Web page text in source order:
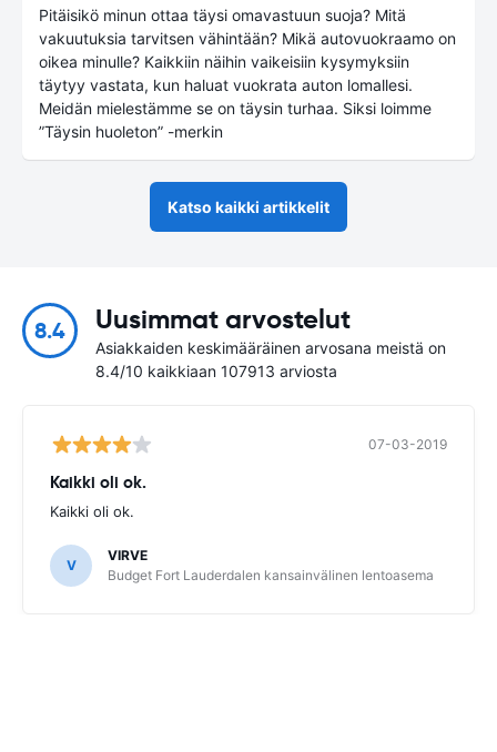
Pitäisikö minun ottaa täysi omavastuun suoja? Mitä
vakuutuksia tarvitsen vähintään? Mikä autovuokraamo on
oikea minulle? Kaikkiin näihin vaikeisiin kysymyksiin
täytyy vastata, kun haluat vuokrata auton lomallesi.
Meidän mielestämme se on täysin turhaa. Siksi loimme
”Täysin huoleton” -merkin
Katso kaikki artikkelit
8.4 Uusimmat arvostelut
Asiakkaiden keskimääräinen arvosana meistä on
8.4/10 kaikkiaan 107913 arviosta
07-03-2019
Kaikki oli ok.
Kaikki oli ok.
V
VIRVE
Budget Fort Lauderdalen kansainvälinen lentoasema